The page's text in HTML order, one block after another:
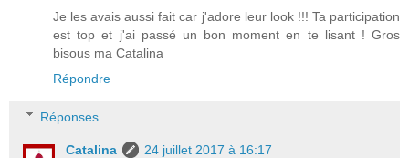
Je les avais aussi fait car j'adore leur look !!! Ta participation
est top et j'ai passé un bon moment en te lisant ! Gros
bisous ma Catalina
Répondre
Réponses
Catalina
24 juillet 2017 à 16:17